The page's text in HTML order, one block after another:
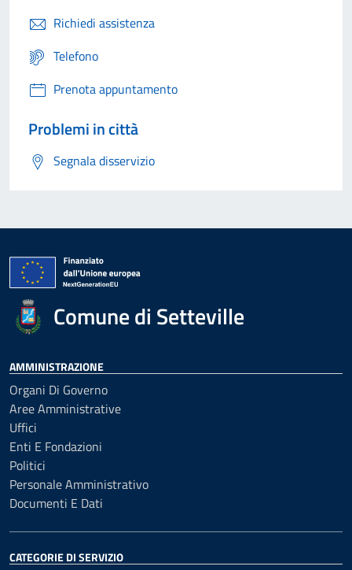
Richiedi assistenza
Telefono
Prenota appuntamento
Problemi in città
Segnala disservizio
Comune di Setteville
AMMINISTRAZIONE
Organi Di Governo
Aree Amministrative
Uffici
Enti E Fondazioni
Politici
Personale Amministrativo
Documenti E Dati
CATEGORIE DI SERVIZIO